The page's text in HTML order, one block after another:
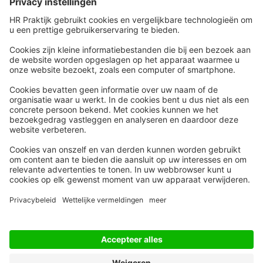
Snel naar
Nieuws
Whitepapers
Webinars
Word lid
Contact
Meer
HR Academy
HR Podcast
CHRO
HR Day
Volg Ons
Alle rechten voorbehouden
Privacyinstellingen
Algemene Voorwaarden